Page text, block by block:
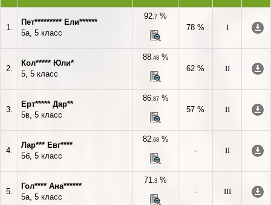
1.
Пет********* Ели******
5а, 5 класс
92,7 %
78 %
I
2.
Кол***** Юли*
5, 5 класс
88,48%
62 %
II
3.
Ерт***** Дар**
5в, 5 класс
86,87%
57 %
II
4.
Лар*** Евг****
5б, 5 класс
82,68%
-
II
5.
Гол**** Ана******
5а, 5 класс
71,3 %
-
III